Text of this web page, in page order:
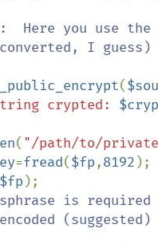
I guess)
(
crypted:
( "/path/to/
=fread($fp,8192
$fp
is